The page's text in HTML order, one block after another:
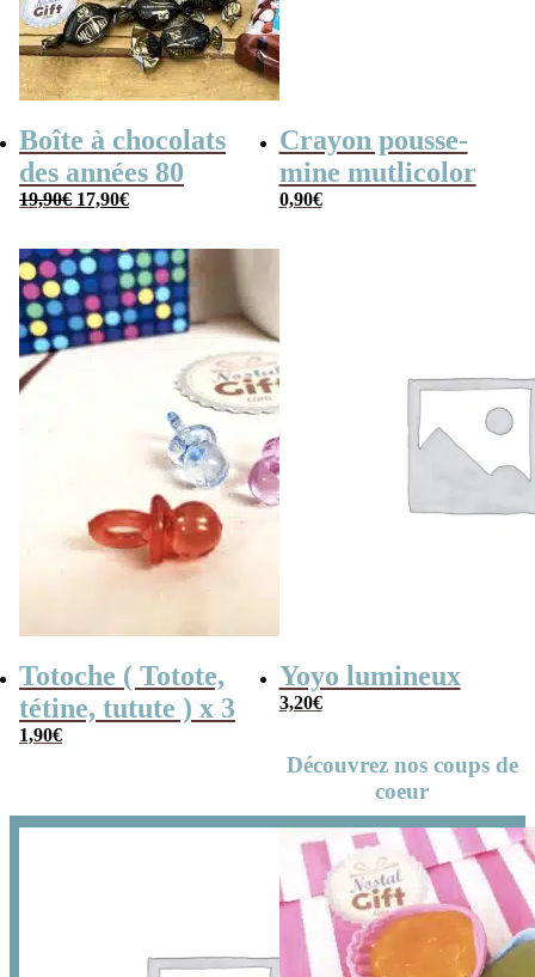
Boîte à chocolats
des années 80
19,90€ Le
prix
19,90€.
17,90€Le
prix
17,90€.
Crayon pousse-
mine mutlicolor
0,90€
Totoche ( Totote,
tétine, tutute ) x 3
1,90€
Yoyo lumineux
3,20€
Découvrez nos coups de
coeur